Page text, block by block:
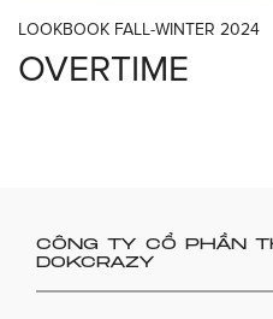
LOOKBOOK FALL-WINTER 2024
OVERTIME
CÔNG TY CỔ PHẦN
DOKCRAZY